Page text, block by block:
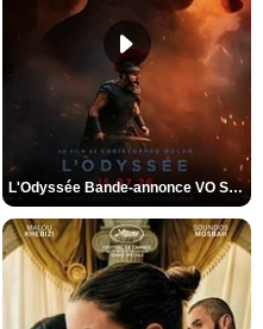
L'Odyssée Bande-annonce VO STFR